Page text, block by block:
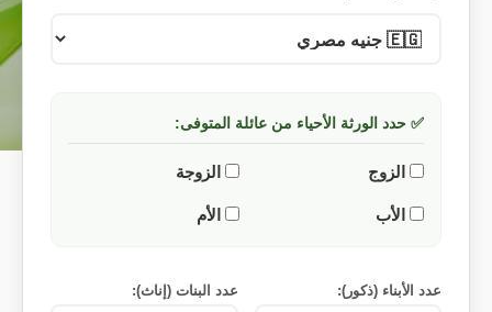
✅ حدد الورثة الأحياء من عائلة المتوفى:
الزوج الزوجة
الأب الأم
عدد الأبناء (ذكور): عدد البنات (إناث):